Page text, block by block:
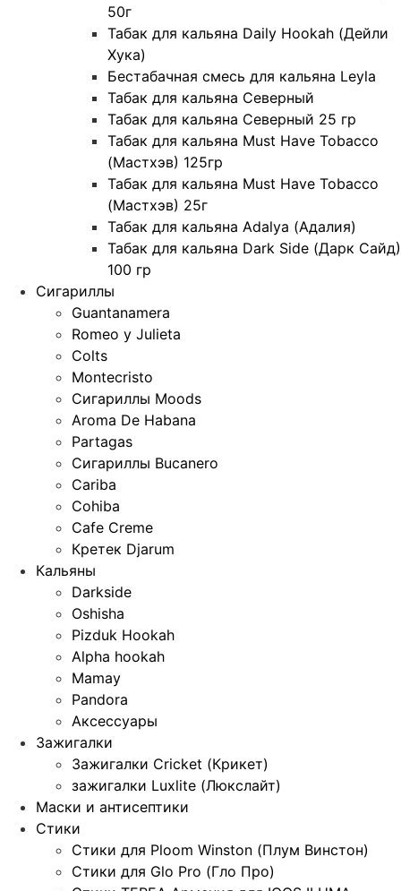
50г
Табак для кальяна Daily Hookah (Дейли
Хука)
Бестабачная смесь для кальяна Leyla
Табак для кальяна Северный
Табак для кальяна Северный 25 гр
Табак для кальяна Must Have Tobacco
(Мастхэв) 125гр
Табак для кальяна Must Have Tobacco
(Мастхэв) 25г
Табак для кальяна Adalya (Адалия)
Табак для кальяна Dark Side (Дарк Сайд)
100 гр
Сигариллы
Guantanamera
Romeo y Julieta
Colts
Montecristo
Сигариллы Moods
Aroma De Habana
Partagas
Сигариллы Bucanero
Cariba
Cohiba
Cafe Creme
Кретек Djarum
Кальяны
Darkside
Oshisha
Pizduk Hookah
Alpha hookah
Mamay
Pandora
Аксессуары
Зажигалки
Зажигалки Cricket (Крикет)
зажигалки Luxlite (Люкслайт)
Маски и антисептики
Стики
Стики для Ploom Winston (Плум Винстон)
Стики для Glo Pro (Гло Про)